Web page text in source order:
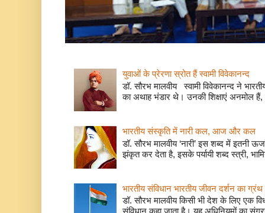
युवाओं के प्रेरणा स्रोत हैं स्वामी विवेकानन्द
डॉ. सौरभ मालवीय स्वामी विवेकानन्द ने
का अथाह भंडार थे। उनकी शिक्षाएं अनमोल हैं,
भारतीय संस्कृति में नारी कल, आज और कल
डॉ. सौरभ मालवीय ‘नारी’ इस शब्द में इतनी
झंकृत कर देता है, इसके पर्यायी शब्द स्त्री,
भारतीय संविधान भारतीय जीवन दर्शन का ग्रंथ
डॉ. सौरभ मालवीय किसी भी देश के लिए एक